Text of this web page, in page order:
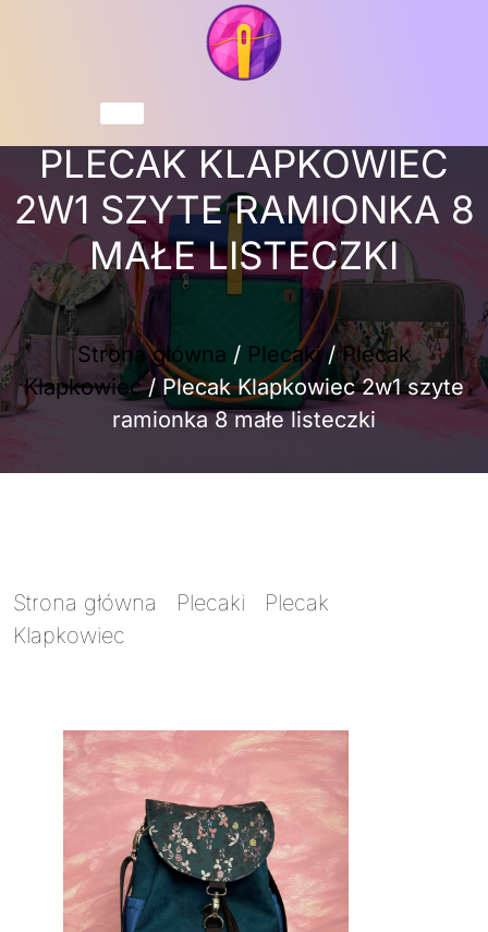
PLECAK KLAPKOWIEC
2W1 SZYTE RAMIONKA 8
MAŁE LISTECZKI
Strona główna / Plecaki/ Plecak
Klapkowiec/ Plecak Klapkowiec 2w1 szyte
ramionka 8 małe listeczki
Strona główna Plecaki
Plecak
Klapkowiec